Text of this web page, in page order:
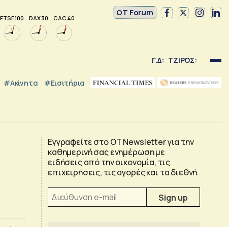
FTSE 100 DAX 30 CAC 40
OT Forum
Γ.Δ: ΤΖΙΡΟΣ:
#Ακίνητα #εισιτήρια
Εγγραφείτε στο OT Newsletter για την
καθημερινή σας ενημέρωση με
ειδήσεις από την οικονομία, τις
επιχειρήσεις, τις αγορές και τα διεθνή.